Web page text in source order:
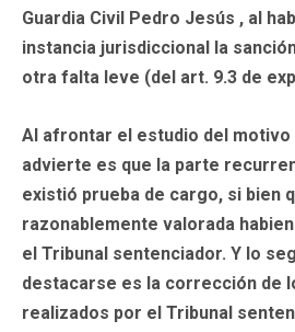
Guardia Civil Pedro Jesús , al
instancia jurisdiccional la
otra falta leve (del art. 9.3 de
Al afrontar el estudio del
advierte es que la parte
existió prueba de cargo, si bien
razonablemente valorada
el Tribunal sentenciador. Y lo
destacarse es la corrección de
realizados por el Tribunal